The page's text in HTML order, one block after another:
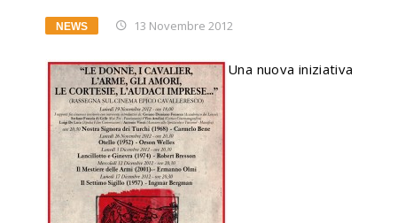
NEWS 13 Novembre 2012
Una nuova iniziativa